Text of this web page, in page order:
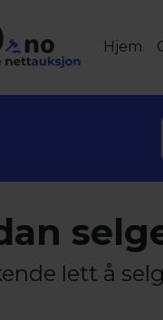
Hjem
lett å